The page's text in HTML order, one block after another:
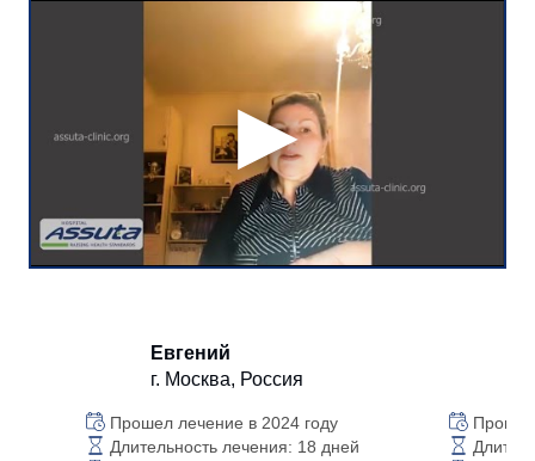
Евгений
г. Москва, Россия
Прошел лечение в 2024 году
Длительность лечения: 18 дней